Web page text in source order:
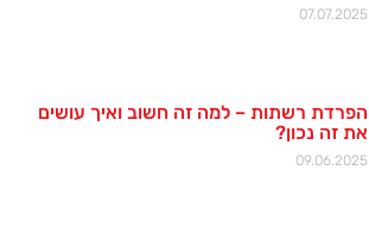
07.07.2025
הפרדת רשתות – למה זה חשוב ואיך עושים
את זה נכון?
09.06.2025